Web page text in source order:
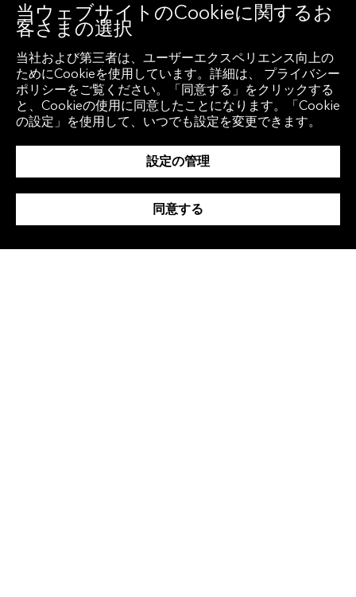
ヨーロッパ
+44 20 7330 7500
アジア
+65 6212 1000
ス
グローバル
中国
当ウェブサイトのCookieに関するお
客さまの選択
当社および第三者は、ユーザーエクスペリエンス向上の
ためにCookieを使用しています。詳細は、 プライバシー
ポリシーをご覧ください。「同意する」をクリックする
と、Cookieの使用に同意したことになります。「Cookie
の設定」を使用して、いつでも設定を変更できます。
設定の管理
同意する